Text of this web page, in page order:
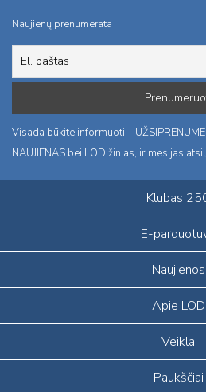
Naujienų prenumerata
Visada būkite informuoti –
NAUJIENAS bei LOD žinias, ir mes jas
Klubas
E-
Naujienos
Apie LOD
Veikla
Paukščiai